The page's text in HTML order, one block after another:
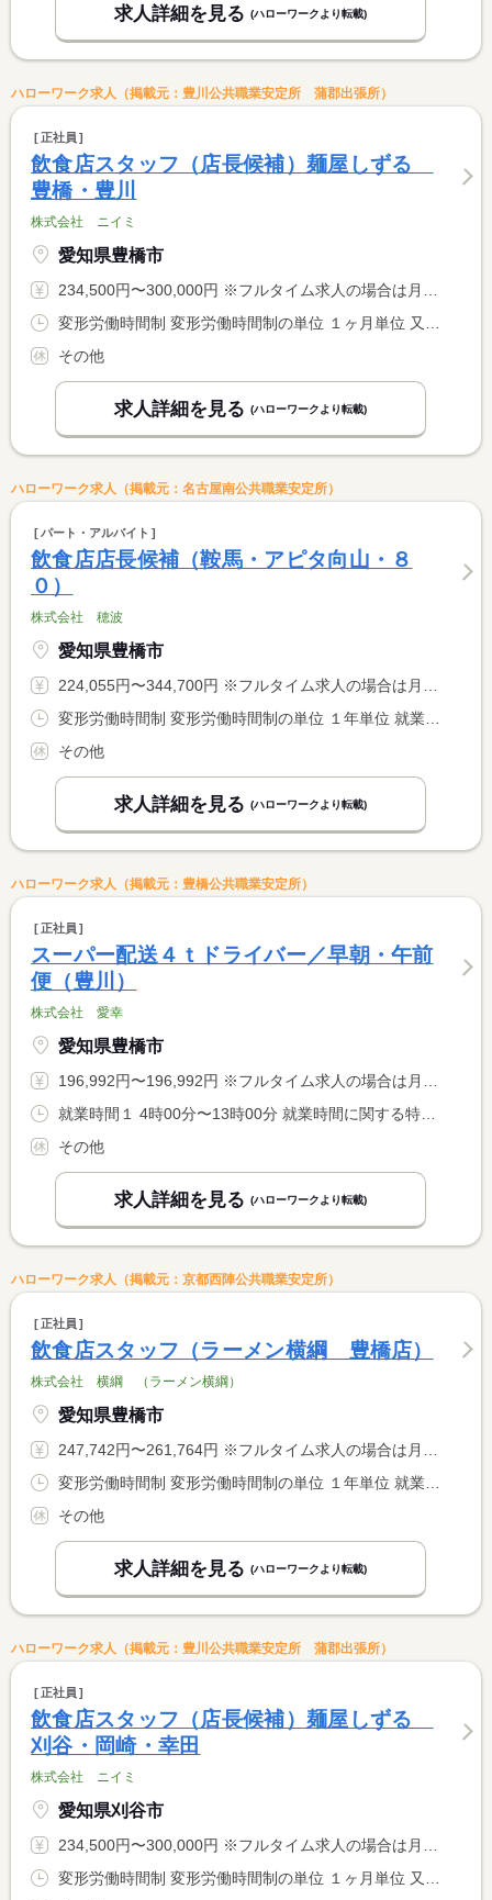
求人詳細を見る (ハローワークより転載)
ハローワーク求人（掲載元：豊川公共職業安定所 蒲郡出張所）
正社員
飲食店スタッフ（店長候補）麺屋しずる
豊橋・豊川
株式会社 ニイミ
愛知県豊橋市
234,500円〜300,000円 ※フルタイム求人の場合は月額（換算額）、パート求人の場合は時間額を表示しています。
その他
求人詳細を見る (ハローワークより転載)
ハローワーク求人（掲載元：名古屋南公共職業安定所）
パート・アルバイト
飲食店店長候補（鞍馬・アピタ向山・８
０）
株式会社 穂波
愛知県豊橋市
224,055円〜344,700円 ※フルタイム求人の場合は月額（換算額）、パート求人の場合は時間額を表示しています。
その他
求人詳細を見る (ハローワークより転載)
ハローワーク求人（掲載元：豊橋公共職業安定所）
正社員
スーパー配送４ｔドライバー／早朝・午前
便（豊川）
株式会社 愛幸
愛知県豊橋市
196,992円〜196,992円 ※フルタイム求人の場合は月額（換算額）、パート求人の場合は時間額を表示しています。
その他
求人詳細を見る (ハローワークより転載)
ハローワーク求人（掲載元：京都西陣公共職業安定所）
正社員
飲食店スタッフ（ラーメン横綱 豊橋店）
株式会社 横綱 （ラーメン横綱）
愛知県豊橋市
247,742円〜261,764円 ※フルタイム求人の場合は月額（換算額）、パート求人の場合は時間額を表示しています。
その他
求人詳細を見る (ハローワークより転載)
ハローワーク求人（掲載元：豊川公共職業安定所 蒲郡出張所）
正社員
飲食店スタッフ（店長候補）麺屋しずる
刈谷・岡崎・幸田
株式会社 ニイミ
愛知県刈谷市
234,500円〜300,000円 ※フルタイム求人の場合は月額（換算額）、パート求人の場合は時間額を表示しています。